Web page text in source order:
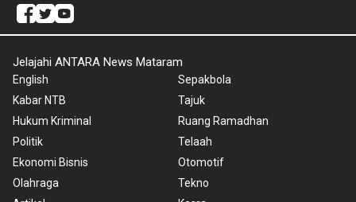
Jelajahi ANTARA News Mataram
English
Kabar NTB
Hukum Kriminal
Politik
Ekonomi Bisnis
Olahraga
Sepakbola
Tajuk
Ruang Ramadhan
Telaah
Otomotif
Tekno